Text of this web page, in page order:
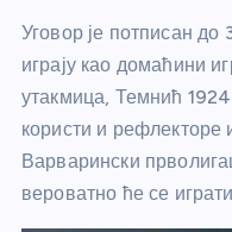
Уговор је потписан до
играју као домаћини
утакмица, Темнић
користи и
Варварински
вероватно ће се